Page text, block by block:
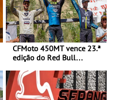
CFMoto 450MT vence 23.ª
edição do Red Bull
Categorias Adventure -
Vitória na Ultimate, Core e
Lite